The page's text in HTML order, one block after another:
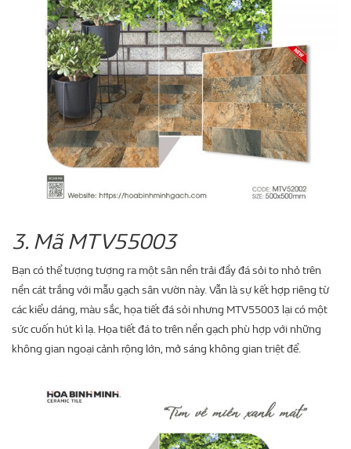
3. Mã MTV55003
Bạn có thể tượng tượng ra một sân nền trải đầy đá sỏi to nhỏ trên
nền cát trắng với mẫu gạch sân vườn này. Vẫn là sự kết hợp riêng từ
các kiểu dáng, màu sắc, họa tiết đá sỏi nhưng MTV55003 lại có một
sức cuốn hút kì lạ. Họa tiết đá to trên nền gạch phù hợp với những
không gian ngoại cảnh rộng lớn, mở sáng không gian triệt để.